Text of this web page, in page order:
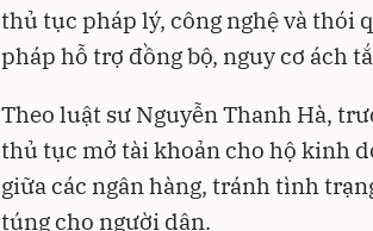
thủ tục pháp lý, công nghệ và thói
pháp hỗ trợ đồng bộ, nguy cơ ách
Theo luật sư Nguyễn Thanh Hà,
thủ tục mở tài khoản cho hộ kinh
giữa các ngân hàng, tránh tình
túng cho người dân.